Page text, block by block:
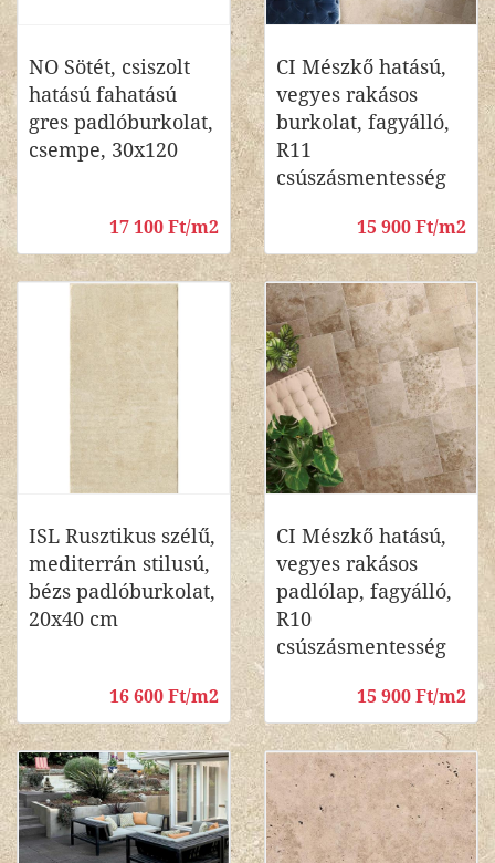
NO Sötét, csiszolt
hatású fahatású
gres padlóburkolat,
csempe, 30x120
17 100 Ft/m2
CI Mészkő hatású,
vegyes rakásos
burkolat, fagyálló,
R11
csúszásmentesség
15 900 Ft/m2
ISL Rusztikus szélű,
mediterrán stilusú,
bézs padlóburkolat,
20x40 cm
16 600 Ft/m2
CI Mészkő hatású,
vegyes rakásos
padlólap, fagyálló,
R10
csúszásmentesség
15 900 Ft/m2